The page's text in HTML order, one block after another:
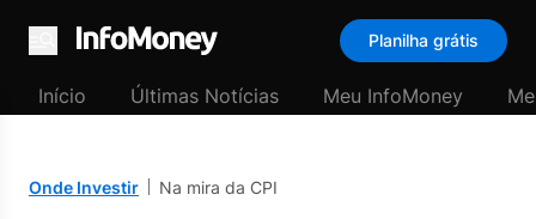
Menu
Planilha grátis
Início Últimas Notícias Meu InfoMoney
Onde Investir Na mira da CPI